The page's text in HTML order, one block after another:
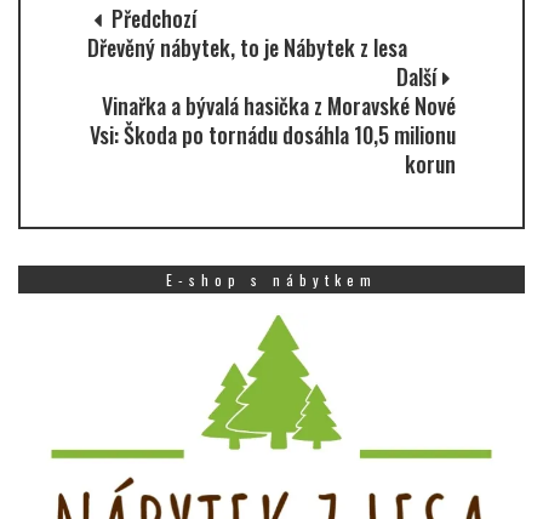
Předchozí
Dřevěný nábytek, to je Nábytek z lesa
Další
Vinařka a bývalá hasička z Moravské Nové
Vsi: Škoda po tornádu dosáhla 10,5 milionu
korun
E-shop s nábytkem